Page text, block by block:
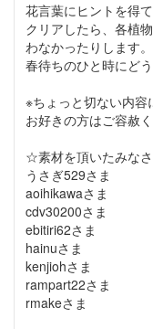
花言葉にヒントを得て
クリアしたら、各植
わなかったりします。
春待ちのひと時にどう
※ちょっと切ない内
お好きの方はご容赦く
☆素材を頂いたみな
うさぎ529さま
aoihikawaさま
cdv30200さま
ebitiri62さま
hainuさま
kenjiohさま
rampart22さま
rmakeさま